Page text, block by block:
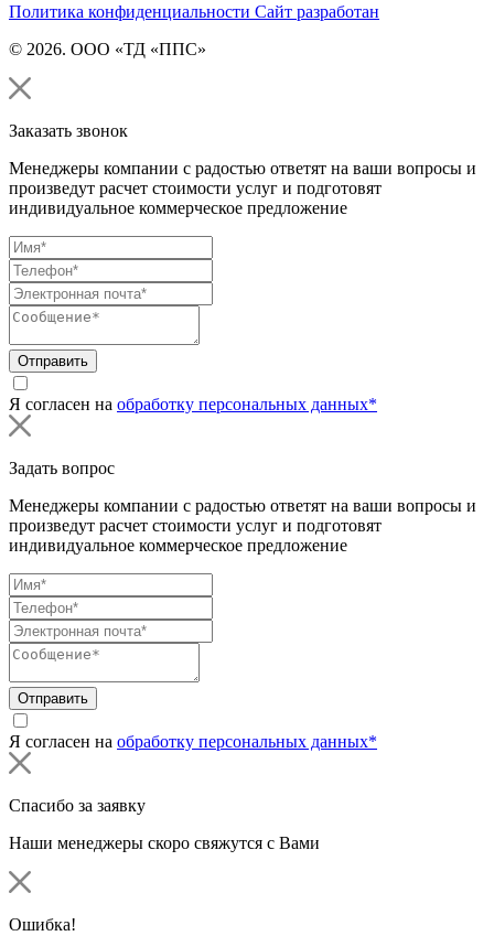
Политика конфиденциальности Сайт разработан
© 2026. ООО «ТД «ППС»
Заказать звонок
Менеджеры компании с радостью ответят на ваши вопросы и
произведут расчет стоимости услуг и подготовят
индивидуальное коммерческое предложение
Отправить
Я согласен на обработку персональных данных*
Задать вопрос
Менеджеры компании с радостью ответят на ваши вопросы и
произведут расчет стоимости услуг и подготовят
индивидуальное коммерческое предложение
Отправить
Я согласен на обработку персональных данных*
Спасибо за заявку
Наши менеджеры скоро свяжутся с Вами
Ошибка!